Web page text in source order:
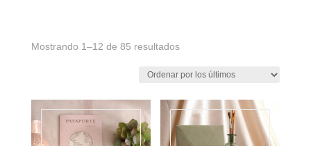
Mostrando 1–12 de 85 resultadosOrdenado
últimos